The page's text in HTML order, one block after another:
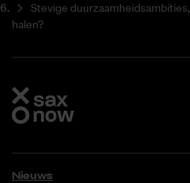
Stevige
halen?
Nieuws